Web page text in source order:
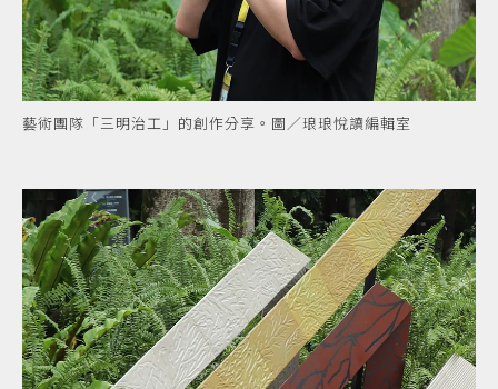
藝術團隊「三明治工」的創作分享。圖／琅琅悅讀編輯室